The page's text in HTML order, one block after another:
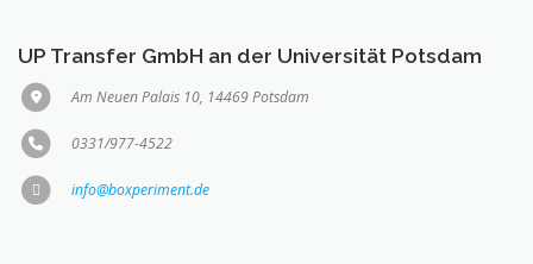
UP Transfer GmbH an der Universität Potsdam
Am Neuen Palais 10, 14469 Potsdam
0331/977-4522
info@boxperiment.de